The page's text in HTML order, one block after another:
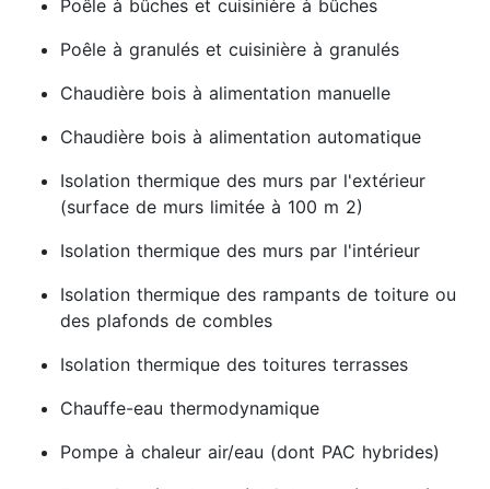
Poêle à bûches et cuisinière à bûches
Poêle à granulés et cuisinière à granulés
Chaudière bois à alimentation manuelle
Chaudière bois à alimentation automatique
Isolation thermique des murs par l'extérieur
(surface de murs limitée à 100 m 2)
Isolation thermique des murs par l'intérieur
Isolation thermique des rampants de toiture ou
des plafonds de combles
Isolation thermique des toitures terrasses
Chauffe-eau thermodynamique
Pompe à chaleur air/eau (dont PAC hybrides)